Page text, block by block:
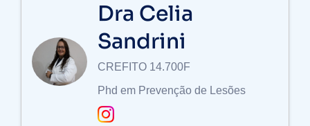
Dra Celia
Sandrini
CREFITO 14.700F
Phd em Prevenção de Lesões